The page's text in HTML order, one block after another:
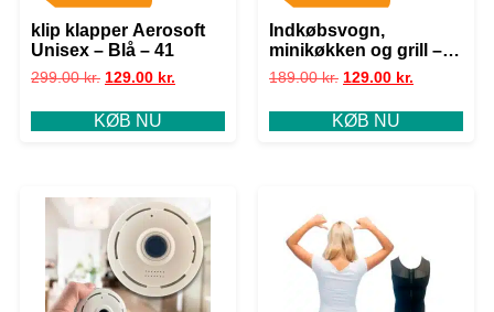
klip klapper Aerosoft
Unisex – Blå – 41
299.00kr. 129.00 kr.
KØB NU
Indkøbsvogn,
minikøkken og grill –
Blå eller lyserød – 58
sjove dele – – Blå
189.00kr. 129.00 kr.
KØB NU